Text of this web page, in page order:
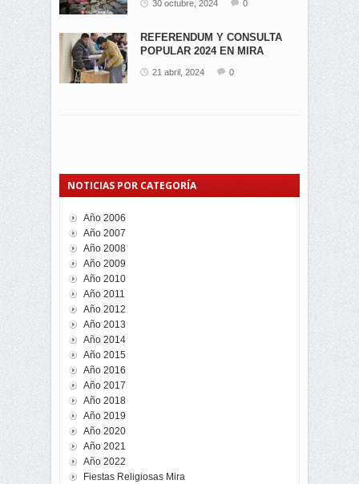
30 octubre, 2024 0
REFERENDUM Y CONSULTA
POPULAR 2024 EN MIRA
21 abril, 2024 0
NOTICIAS POR CATEGORÍA
Año 2006
Año 2007
Año 2008
Año 2009
Año 2010
Año 2011
Año 2012
Año 2013
Año 2014
Año 2015
Año 2016
Año 2017
Año 2018
Año 2019
Año 2020
Año 2021
Año 2022
Fiestas Religiosas Mira